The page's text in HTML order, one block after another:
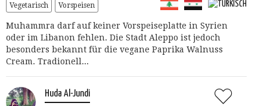
Vegetarisch Vorspeisen
Muhammra darf auf keiner Vorspeiseplatte in Syrien
oder im Libanon fehlen. Die Stadt Aleppo ist jedoch
besonders bekannt für die vegane Paprika Walnuss
Cream. Tradionell...
Huda Al-Jundi